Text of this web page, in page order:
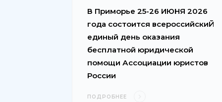
В Приморье 25-26 ИЮНЯ 2026
года состоится всероссийскиЙ
единый день оказания
бесплатной юридической
помощи Ассоциации юристов
России
ПОДРОБНЕЕ